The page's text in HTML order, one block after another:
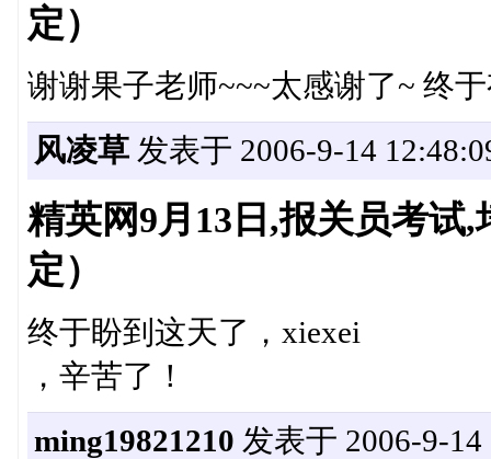
定）
谢谢果子老师~~~太感谢了~ 终
风凌草发表于 2006-9-14
精英网9月13日,报关员考试
定）
终于盼到这天了，xiexei
，辛苦了！
ming19821210 发表于 2006-9-14